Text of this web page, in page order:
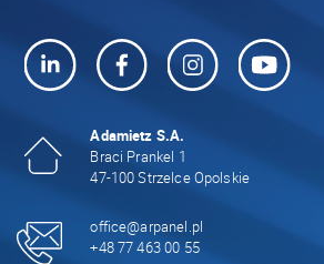
Adamietz S.A.
Braci Prankel 1
47-100 Strzelce Opolskie
office@arpanel.pl
+48 77 463 00 55